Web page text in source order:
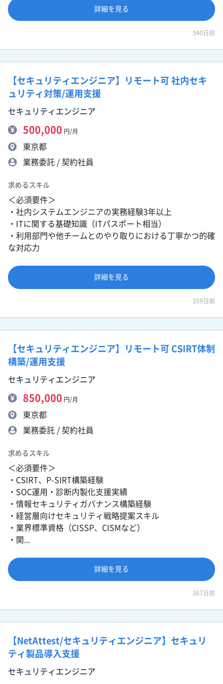
詳細を見る
340日前
【セキュリティエンジニア】リモート可 社内セキ
ュリティ対策/運用支援
セキュリティエンジニア
500,000 円/月
東京都
業務委託 / 契約社員
求めるスキル
＜必須要件＞
・社内システムエンジニアの実務経験3年以上
・ITに関する基礎知識（ITパスポート相当）
・利用部門や他チームとのやり取りにおける丁寧かつ的確
な対応力
詳細を見る
359日前
【セキュリティエンジニア】リモート可 CSIRT体制
構築/運用支援
セキュリティエンジニア
850,000 円/月
東京都
業務委託 / 契約社員
求めるスキル
＜必須要件＞
・CSIRT、P-SIRT構築経験
・SOC運用・診断内製化支援実績
・情報セキュリティガバナンス構築経験
・経営層向けセキュリティ戦略提案スキル
・業界標準資格（CISSP、CISMなど）
・関...
詳細を見る
367日前
【NetAttest/セキュリティエンジニア】セキュリ
ティ製品導入支援
セキュリティエンジニア